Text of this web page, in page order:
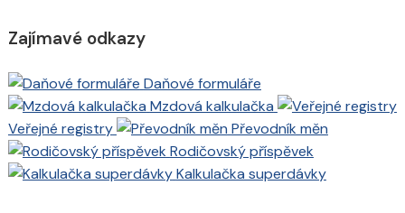
Zajímavé odkazy
Daňové formuláře
Mzdová kalkulačka
Veřejné registry
Převodník měn
Rodičovský příspěvek
Kalkulačka superdávky